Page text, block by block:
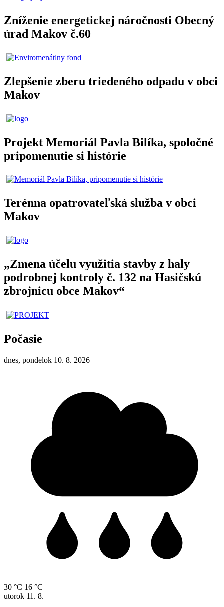
Zníženie energetickej náročnosti Obecný
úrad Makov č.60
Zlepšenie zberu triedeného odpadu v obci
Makov
Projekt Memoriál Pavla Bilíka, spoločné
pripomenutie si histórie
Terénna opatrovateľská služba v obci
Makov
„Zmena účelu využitia stavby z haly
podrobnej kontroly č. 132 na Hasičskú
zbrojnicu obce Makov“
Počasie
dnes, pondelok 10. 8. 2026
30 °C 16 °C
utorok 11. 8.